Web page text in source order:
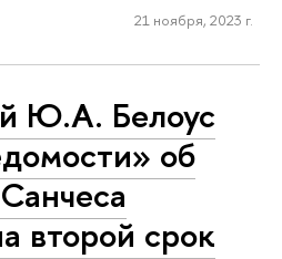
21 ноября, 2023 г.
Ю.А. Белоус
об
второй срок